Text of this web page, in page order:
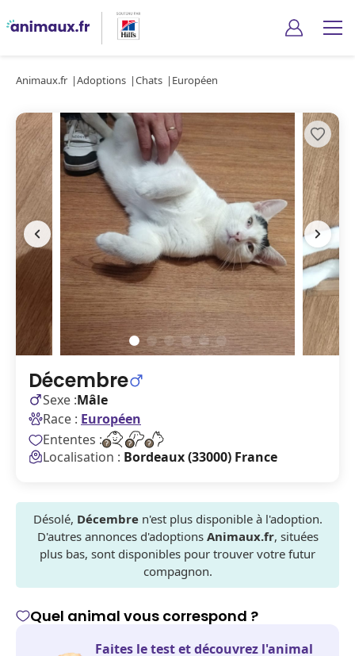
Animaux.fr Adoptions Chats Européen
Décembre
Sexe :Mâle
Race : Européen
Ententes :
Localisation : Bordeaux (33000) France
Désolé, Décembren'est plus disponible à l'adoption.
D'autres annonces d'adoptions Animaux.fr, situées
plus bas, sont disponibles pour trouver votre futur
compagnon.
Quel animal vous correspond ?
Faites le test et découvrez l'animal